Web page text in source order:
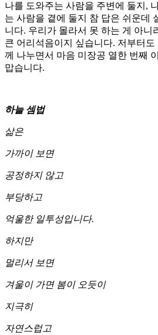
나를 도와주는 사람을 주변에 둘지,
는 사람을 곁에 둘지 참 답은 쉬운데
니다. 우리가 몰라서 못 하는 게 아니
큰 어리석음이지 싶습니다. 저부터
께 나누면서 마음 미장공 열한 번째
맙습니다.
하늘 셈법
삶은
가까이 보면
공정하지 않고
부당하고
억울한 일투성입니다.
하지만
멀리서 보면
겨울이 가면 봄이 오듯이
지극히
자연스럽고